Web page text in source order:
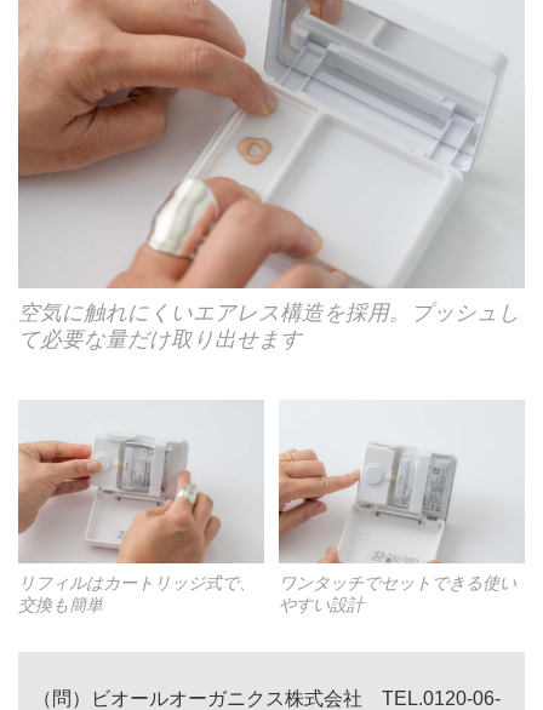
空気に触れにくいエアレス構造を採用。プッシュし
て必要な量だけ取り出せます
リフィルはカートリッジ式で、
交換も簡単
ワンタッチでセットできる使い
やすい設計
（問）ビオールオーガニクス株式会社 TEL.0120-06-